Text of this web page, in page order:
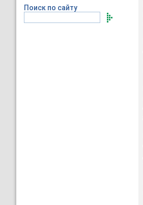
Поиск по сайту